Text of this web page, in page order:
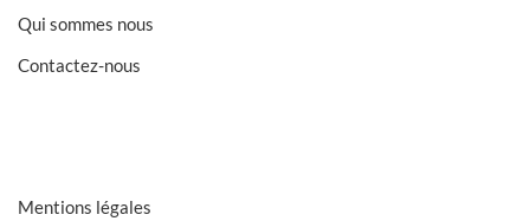
Qui sommes nous
Contactez-nous
Mentions légales